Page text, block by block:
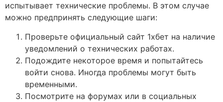
испытывает технические проблемы. В этом случае
можно предпринять следующие шаги:
Проверьте официальный сайт 1хбет на наличие
уведомлений о технических работах.
Подождите некоторое время и попытайтесь
войти снова. Иногда проблемы могут быть
временными.
Посмотрите на форумах или в социальных